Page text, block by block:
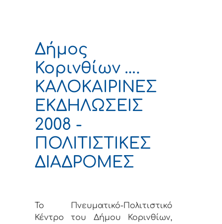
Δήμος
Κορινθίων ….
ΚΑΛΟΚΑΙΡΙΝΕΣ
ΕΚΔΗΛΩΣΕΙΣ
2008 -
ΠΟΛΙΤΙΣΤΙΚΕΣ
ΔΙΑΔΡΟΜΕΣ
Το Πνευματικό-Πολιτιστικό
Κέντρο του Δήμου Κορινθίων,